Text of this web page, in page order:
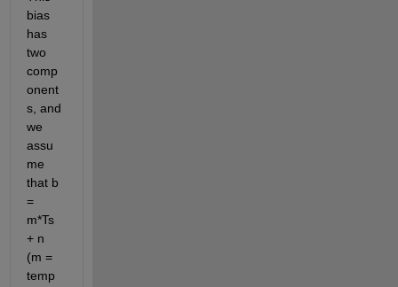
bias
has
two
comp
onent
s, and
we
assu
me
that b
=
m*Ts
+ n
(m =
temp